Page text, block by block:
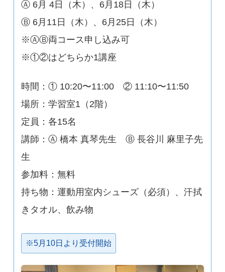
Ⓐ 6月 4日（木）、6月18日（木）
Ⓑ 6月11日（木）、6月25日（木）
※ⒶⒷ両コース申し込み可
※①②はどちらか1講座
時間：① 10:20〜11:00 ② 11:10〜11:50
場所：学習室1（2階）
定員：各15名
講師：Ⓐ 橋本 真琴先生 Ⓑ 長谷川 麻里子先
生
参加料：無料
持ち物：運動用室内シューズ（必須）、汗拭
きタオル、飲み物
※5月10日より受付開始